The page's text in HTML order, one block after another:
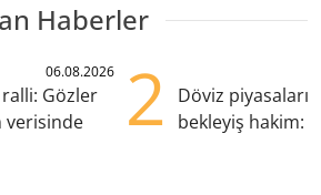
Haberler
06.08.2026
Gözler
verisinde
2
Döviz
bekleyiş hakim: